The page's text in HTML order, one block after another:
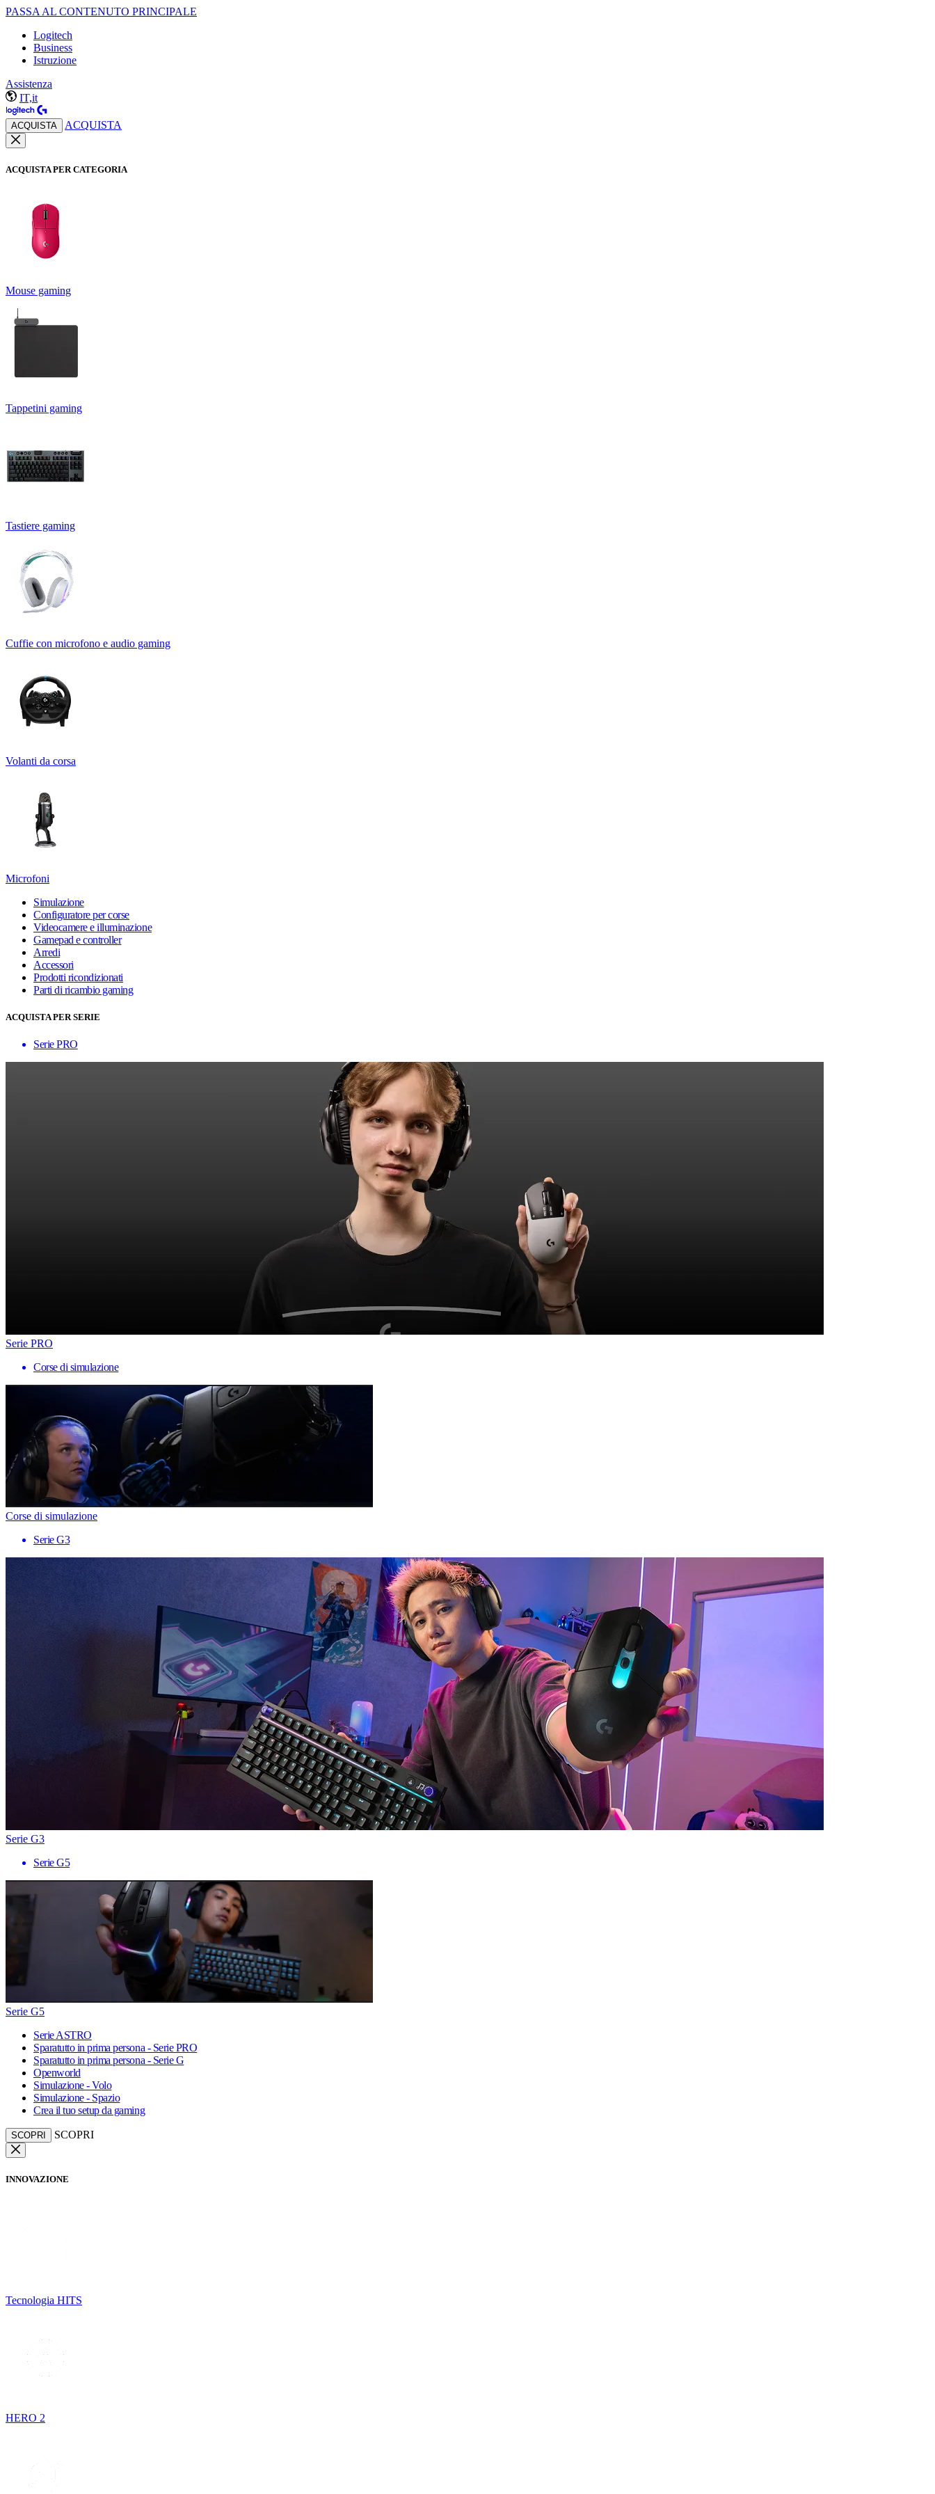
PASSA AL CONTENUTO PRINCIPALE
Logitech
Business
Istruzione
Assistenza
IT,it
ACQUISTA ACQUISTA
ACQUISTA PER CATEGORIA
Mouse gaming
Tappetini gaming
Tastiere gaming
Cuffie con microfono e audio gaming
Volanti da corsa
Microfoni
Simulazione
Configuratore per corse
Videocamere e illuminazione
Gamepad e controller
Arredi
Accessori
Prodotti ricondizionati
Parti di ricambio gaming
ACQUISTA PER SERIE
Serie PRO
Serie PRO
Corse di simulazione
Corse di simulazione
Serie G3
Serie G3
Serie G5
Serie G5
Serie ASTRO
Sparatutto in prima persona - Serie PRO
Sparatutto in prima persona - Serie G
Openworld
Simulazione - Volo
Simulazione - Spazio
Crea il tuo setup da gaming
SCOPRI SCOPRI
INNOVAZIONE
Tecnologia HITS
HERO 2